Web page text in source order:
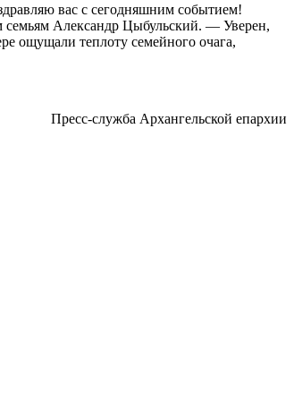
вас с сегодняшним событием!
семьям Александр Цыбульский. — Уверен,
ощущали теплоту семейного очага,
Пресс-служба Архангельской епархии